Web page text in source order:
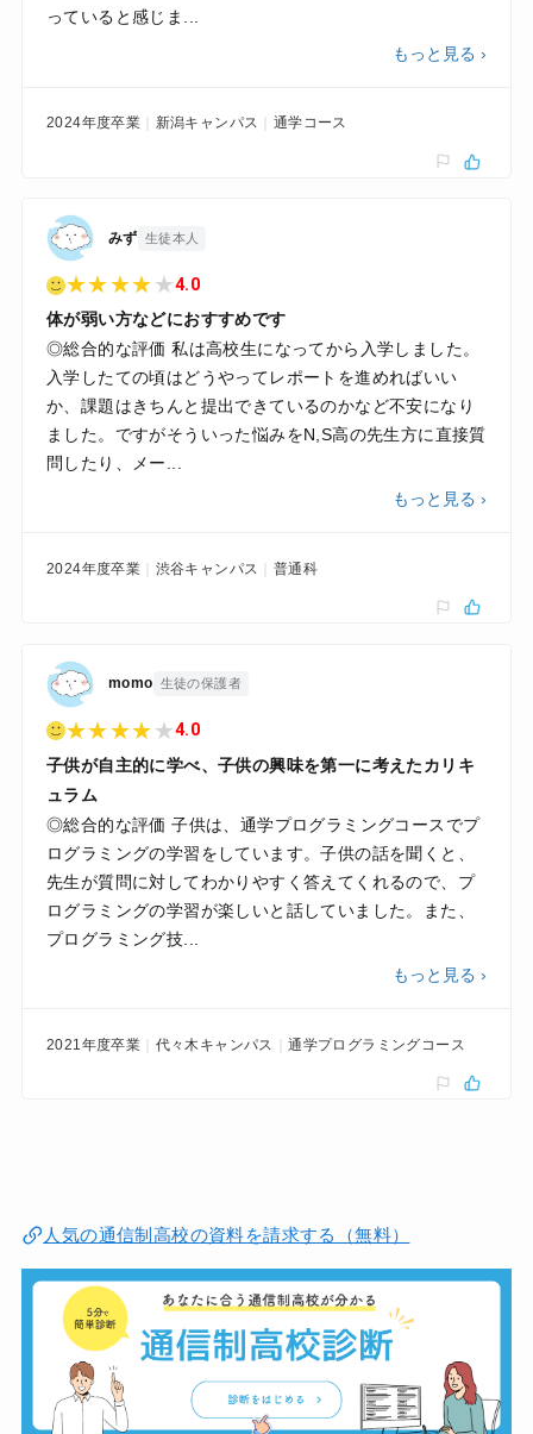
っていると感じま...
もっと見る ›
2024年度卒業 新潟キャンパス 通学コース
みず 生徒本人
★★★★ ★4.0
体が弱い方などにおすすめです
◎総合的な評価 私は高校生になってから入学しました。
入学したての頃はどうやってレポートを進めればいい
か、課題はきちんと提出できているのかなど不安になり
ました。ですがそういった悩みをN,S高の先生方に直接質
問したり、メー...
もっと見る ›
2024年度卒業 渋谷キャンパス 普通科
momo 生徒の保護者
★★★★ ★4.0
子供が自主的に学べ、子供の興味を第一に考えたカリキ
ュラム
◎総合的な評価 子供は、通学プログラミングコースでプ
ログラミングの学習をしています。子供の話を聞くと、
先生が質問に対してわかりやすく答えてくれるので、プ
ログラミングの学習が楽しいと話していました。また、
プログラミング技...
もっと見る ›
2021年度卒業 代々木キャンパス 通学プログラミングコース
人気の通信制高校の資料を請求する（無料）